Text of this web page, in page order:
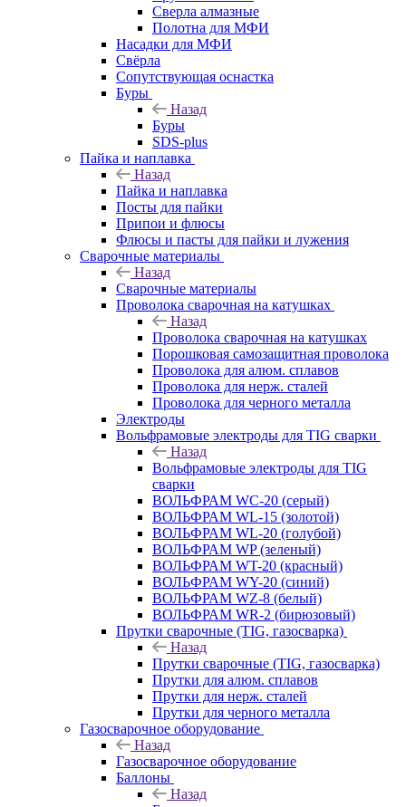
Сверла алмазные
Полотна для МФИ
Насадки для МФИ
Свёрла
Сопутствующая оснастка
Буры
Назад
Буры
SDS-plus
Пайка и наплавка
Назад
Пайка и наплавка
Посты для пайки
Припои и флюсы
Флюсы и пасты для пайки и лужения
Сварочные материалы
Назад
Сварочные материалы
Проволока сварочная на катушках
Назад
Проволока сварочная на катушках
Порошковая самозащитная проволока
Проволока для алюм. сплавов
Проволока для нерж. сталей
Проволока для черного металла
Электроды
Вольфрамовые электроды для TIG сварки
Назад
Вольфрамовые электроды для TIG
сварки
ВОЛЬФРАМ WC-20 (серый)
ВОЛЬФРАМ WL-15 (золотой)
ВОЛЬФРАМ WL-20 (голубой)
ВОЛЬФРАМ WP (зеленый)
ВОЛЬФРАМ WT-20 (красный)
ВОЛЬФРАМ WY-20 (синий)
ВОЛЬФРАМ WZ-8 (белый)
ВОЛЬФРАМ WR-2 (бирюзовый)
Прутки сварочные (TIG, газосварка)
Назад
Прутки сварочные (TIG, газосварка)
Прутки для алюм. сплавов
Прутки для нерж. сталей
Прутки для черного металла
Газосварочное оборудование
Назад
Газосварочное оборудование
Баллоны
Назад